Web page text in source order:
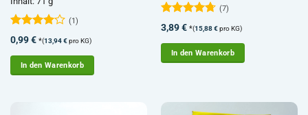
Bewertet
mit 4
von 5
(1)
0,99€ *(13,94€pro KG)
In den Warenkorb
Bewertet
mit 4.71
von 5
(7)
3,89€ *(15,88€pro KG)
In den Warenkorb